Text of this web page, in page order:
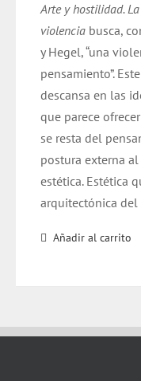
Arte y hostilidad.
violencia busca,
y Hegel, “una
pensamiento”.
descansa en las
que parece
se resta del
postura externa
estética. Estética
arquitectónica
Añadir al carrito